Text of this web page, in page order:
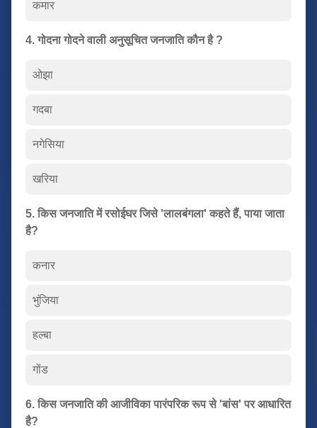
कमार
4. गोदना गोदने वाली अनुसूचित जनजाति कौन है ?
ओझा
गदबा
नगेसिया
खरिया
5. किस जनजाति में रसोईघर जिसे 'लालबंगला' कहते हैं, पाया जाता
है?
कनार
भुंजिया
हल्बा
गोंड
6. किस जनजाति की आजीविका पारंपरिक रूप से 'बांस' पर आधारित
है?